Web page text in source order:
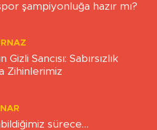
şampiyonluğa hazır mı?
Gizli Sancısı: Sabırsızlık
Zihinlerimiz
sürece…